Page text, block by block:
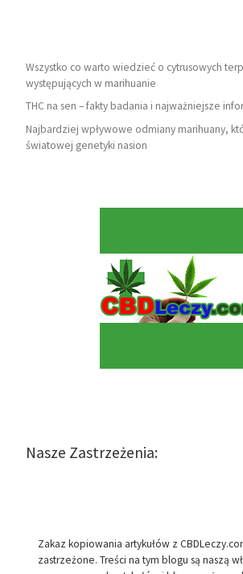
Wszystko co warto wiedzieć o cytrusowych
występujących w marihuanie
THC na sen – fakty badania i najważniejsze
Najbardziej wpływowe odmiany marihuany,
światowej genetyki nasion
Nasze Zastrzeżenia:
Zakaz kopiowania artykułów z
zastrzeżone. Treści na tym blogu są naszą